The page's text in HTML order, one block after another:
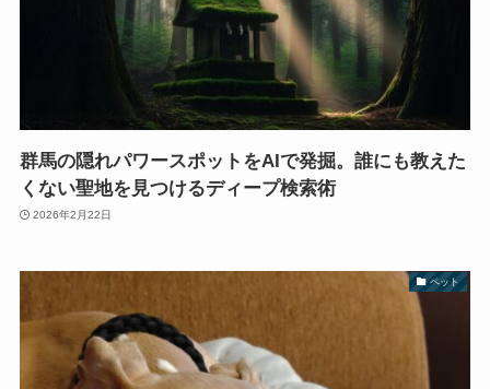
群馬の隠れパワースポットをAIで発掘。誰にも教えた
くない聖地を見つけるディープ検索術
2026年2月22日
ペット